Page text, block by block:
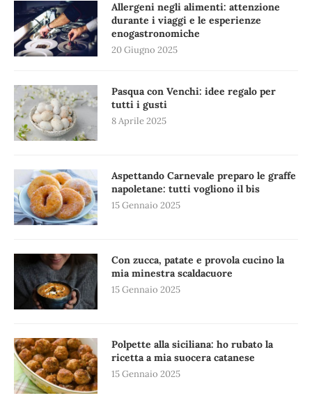
Allergeni negli alimenti: attenzione
durante i viaggi e le esperienze
enogastronomiche
20 Giugno 2025
Pasqua con Venchi: idee regalo per
tutti i gusti
8 Aprile 2025
Aspettando Carnevale preparo le graffe
napoletane: tutti vogliono il bis
15 Gennaio 2025
Con zucca, patate e provola cucino la
mia minestra scaldacuore
15 Gennaio 2025
Polpette alla siciliana: ho rubato la
ricetta a mia suocera catanese
15 Gennaio 2025